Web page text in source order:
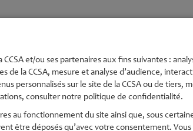
CCSA et/ou ses partenaires aux fins suivantes :
de la CCSA, mesure et analyse d’audience,
personnalisés sur le site de la CCSA ou de
consulter notre politique de confidentialité.
au fonctionnement du site ainsi que, sous
être déposés qu’avec votre consentement.